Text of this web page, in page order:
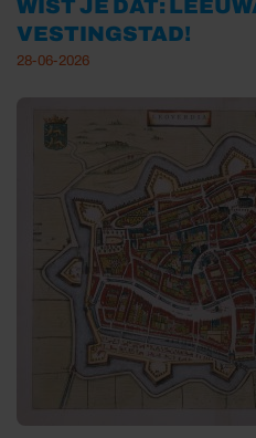
WIST JE DAT:
VESTINGSTAD!
28-06-2026